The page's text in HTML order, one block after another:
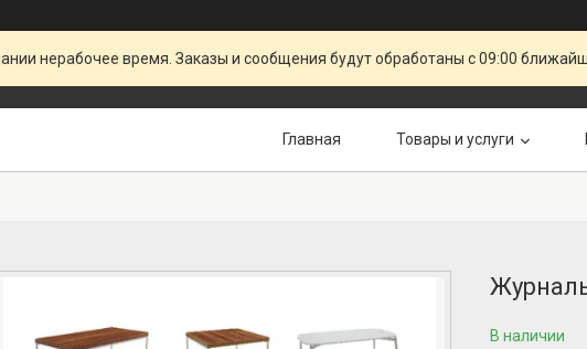
нерабочее время. Заказы и сообщения будут обработаны с 09:00
Главная Товары и услуги
В наличии